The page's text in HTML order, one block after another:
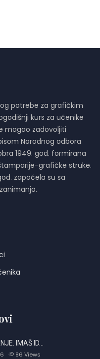
potrebe za grafičkim
kurs za učenike
mogao zadovoljiti
Narodnog odbora
1949. god. formirana
grafičke struke.
započela su sa
IMAŠ ID…
86 Views